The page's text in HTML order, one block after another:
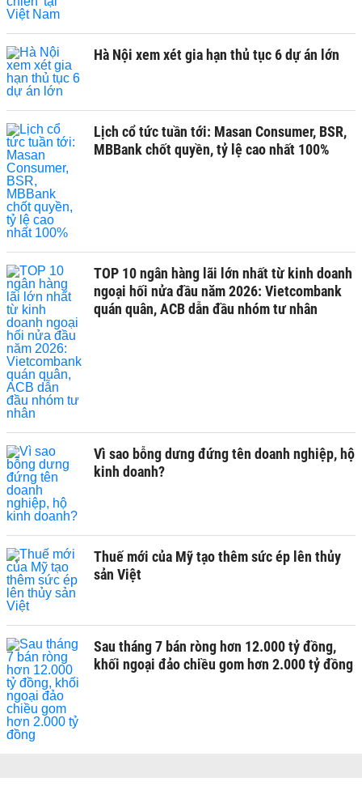
Hà Nội xem xét gia hạn thủ tục 6 dự án lớn
Lịch cổ tức tuần tới: Masan Consumer, BSR,
MBBank chốt quyền, tỷ lệ cao nhất 100%
TOP 10 ngân hàng lãi lớn nhất từ kinh doanh
ngoại hối nửa đầu năm 2026: Vietcombank
quán quân, ACB dẫn đầu nhóm tư nhân
Vì sao bỗng dưng đứng tên doanh nghiệp, hộ
kinh doanh?
Thuế mới của Mỹ tạo thêm sức ép lên thủy
sản Việt
Sau tháng 7 bán ròng hơn 12.000 tỷ đồng,
khối ngoại đảo chiều gom hơn 2.000 tỷ đồng